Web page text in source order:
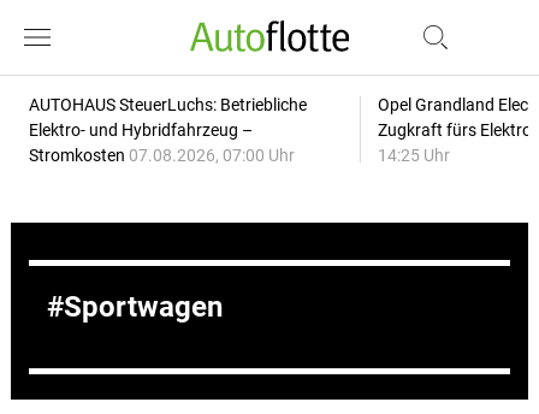
AUTOHAUS SteuerLuchs: Betriebliche
Elektro- und Hybridfahrzeug –
Stromkosten 07.08.2026, 07:00 Uhr
Opel Grandland
Zugkraft fürs
14:25 Uhr
Sportwagen